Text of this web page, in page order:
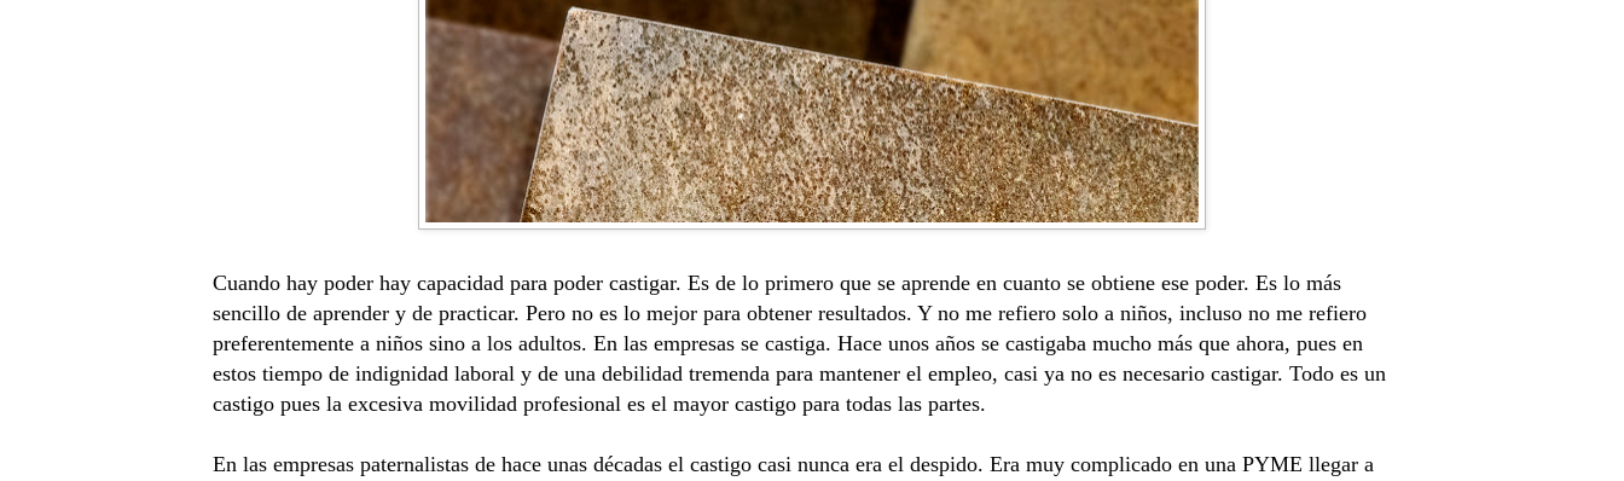
Cuando hay poder hay capacidad para poder castigar. Es de lo primero que se aprende en cuanto se obtiene ese poder. Es lo más
sencillo de aprender y de practicar. Pero no es lo mejor para obtener resultados. Y no me refiero solo a niños, incluso no me refiero
preferentemente a niños sino a los adultos. En las empresas se castiga. Hace unos años se castigaba mucho más que ahora, pues en
estos tiempo de indignidad laboral y de una debilidad tremenda para mantener el empleo, casi ya no es necesario castigar. Todo es un
castigo pues la excesiva movilidad profesional es el mayor castigo para todas las partes.
En las empresas paternalistas de hace unas décadas el castigo casi nunca era el despido. Era muy complicado en una PYME llegar a